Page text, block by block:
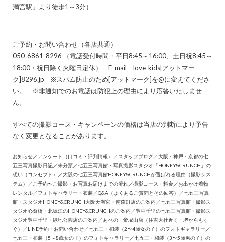
満宮駅」より徒歩1～3分）
ご予約・お問い合わせ（各店共通）
050-6861-8296 （電話受付時間・平日8:45～16:00、土日祝8:45～
18:00・祝日除く火曜日定休） E-mail love_kids[アットマー
ク]8296.jp ※スパム防止のため[アットマーク]を@に変えてくださ
い。 ※非通知でのお電話は防犯上の理由により応答いたしませ
ん。
すべての撮影コース・キャンペーンの価格は当店の判断により予告
なく変更となることがあります。
お知らせ ／アンケート（口コミ・評判情報） ／スタッフブログ ／大阪・神戸・京都の七
五三写真撮影日記 ／未分類 ／七五三写真館・写真撮影スタジオ「HONEY&CRUNCH」の
想い（コンセプト）
／大阪の七五三写真館HONEY&CRUNCHが選ばれる理由（撮影シス
テム）
／ ご予約〜ご撮影・お写真お届けまでの流れ ／撮影コース・料金 ／お出かけ着物
レンタル ／フォトギャラリー・衣装 ／Q&A（よくあるご質問とその回答） ／七五三写真
館・スタジオHONEY&CRUNCH大阪天満宮・南森町店のご案内 ／七五三写真館・撮影ス
タジオ心斎橋・北堀江のHONEY&CRUNCHのご案内 ／豊中千里の七五三写真館・撮影ス
タジオ豊中千里・緑地公園店のご案内 ／あべの・帝塚山店（住吉大社近く・堺からもす
ぐ）
／LINE予約・お問い合わせ ／七五三・和装（2〜4歳女の子）のフォトギャラリー ／
七五三・和装（5～8歳女の子）のフォトギャラリー ／七五三・和装（3〜5歳男の子）の